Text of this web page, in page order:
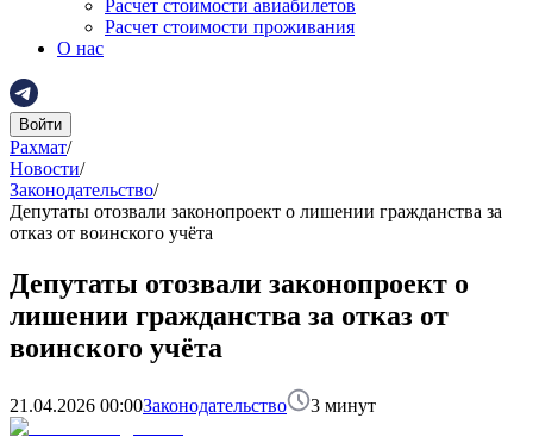
Расчет стоимости авиабилетов
Расчет стоимости проживания
О нас
Войти
Рахмат/
Новости/
Законодательство/
Депутаты отозвали законопроект о лишении гражданства за
отказ от воинского учёта
Депутаты отозвали законопроект о
лишении гражданства за отказ от
воинского учёта
21.04.2026 00:00Законодательство 3 минут